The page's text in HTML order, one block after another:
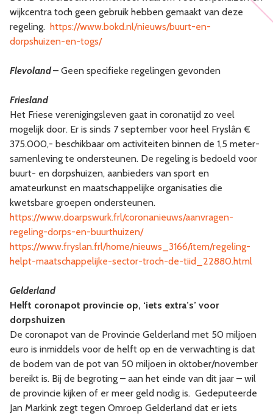
wijkcentra toch geen gebruik hebben gemaakt van deze
regeling. https://www.bokd.nl/nieuws/buurt-en-
dorpshuizen-en-togs/
Flevoland– Geen specifieke regelingen gevonden
Friesland
Het Friese verenigingsleven gaat in coronatijd zo veel
mogelijk door. Er is sinds 7 september voor heel Fryslân €
375.000,- beschikbaar om activiteiten binnen de 1,5 meter-
samenleving te ondersteunen. De regeling is bedoeld voor
buurt- en dorpshuizen, aanbieders van sport en
amateurkunst en maatschappelijke organisaties die
kwetsbare groepen ondersteunen.
https://www.doarpswurk.frl/coronanieuws/aanvragen-
regeling-dorps-en-buurthuizen/
https://www.fryslan.frl/home/nieuws_3166/item/regeling-
helpt-maatschappelijke-sector-troch-de-tiid_22880.html
Gelderland
Helft coronapot provincie op, ‘iets extra’s’ voor
dorpshuizen
De coronapot van de Provincie Gelderland met 50 miljoen
euro is inmiddels voor de helft op en de verwachting is dat
de bodem van de pot van 50 miljoen in oktober/november
bereikt is. Bij de begroting – aan het einde van dit jaar – wil
de provincie kijken of er meer geld nodig is. Gedeputeerde
Jan Markink zegt tegen Omroep Gelderland dat er iets